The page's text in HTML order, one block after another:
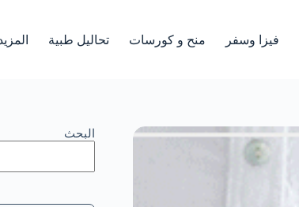
فيزا وسفر منح و كورسات تحاليل طبية
البحث